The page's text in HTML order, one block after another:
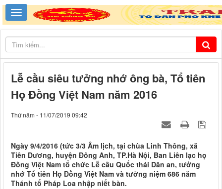
Lễ cầu siêu tưởng nhớ ông bà, Tổ tiên
Họ Đồng Việt Nam năm 2016
Thứ năm - 11/07/2019 09:42
Ngày 9/4/2016 (tức 3/3 Âm lịch, tại chùa Linh Thông, xã
Tiên Dương, huyện Đông Anh, TP.Hà Nội, Ban Liên lạc họ
Đồng Việt Nam tổ chức Lễ cầu Quốc thái Dân an, tưởng
nhớ Tổ tiên Họ Đồng Việt Nam và tưởng niệm 686 năm
Thánh tổ Pháp Loa nhập niết bàn.